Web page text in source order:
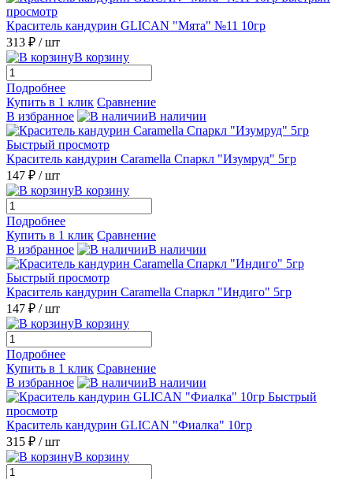
просмотр
Краситель кандурин GLICAN "Мята" №11 10гр
313 ₽ / шт
В корзину
Подробнее
Купить в 1 клик Сравнение
В избранное
В наличии
Быстрый просмотр
Краситель кандурин Caramella Спаркл "Изумруд" 5гр
147 ₽ / шт
В корзину
Подробнее
Купить в 1 клик Сравнение
В избранное
В наличии
Быстрый просмотр
Краситель кандурин Caramella Спаркл "Индиго" 5гр
147 ₽ / шт
В корзину
Подробнее
Купить в 1 клик Сравнение
В избранное
В наличии
Быстрый
просмотр
Краситель кандурин GLICAN "Фиалка" 10гр
315 ₽ / шт
В корзину